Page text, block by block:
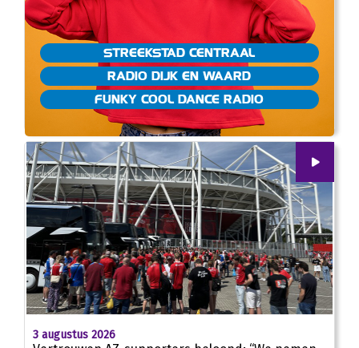
STREEKSTAD CENTRAAL
RADIO DIJK EN WAARD
FUNKY COOL DANCE RADIO
00:
3 augustus 2026